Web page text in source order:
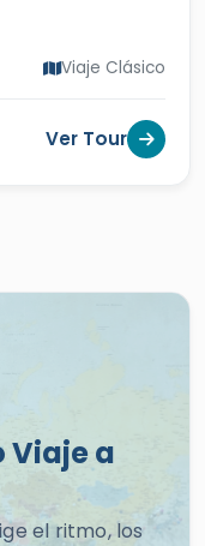
Viaje Clásico
Ver Tour
Viaje a
el ritmo, los